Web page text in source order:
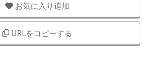
お気に入り追加
URLをコピーする